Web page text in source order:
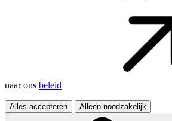
naar ons beleid
Alles accepteren Alleen noodzakelijk